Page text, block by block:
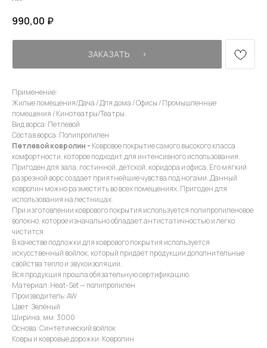
990,00 ₽
ЗАКАЗАТЬ⠀⠀›
Применение:
Жилые помещения/Дача / Для дома / Офисы / Промышленные
помещения / Кинотеатры/Театры.
Вид ворса: Петлевой
Состав ворса: Полипропилен
Петлевой ковролин - Ковровое покрытие самого высокого класса
комфортности, которое подходит для интенсивного использования.
Пригоден для зала, гостинной, детской, коридора и офиса. Его мягкий
разрезной ворс создает приятнейшие чувства под ногами. Данный
ковролин можно разместить во всех помещениях. Пригоден для
использования на лестницах.
При изготовлении коврового покрытия используется полипропиленовое
волокно, которое изначально обладает антистатичностью и легко
чистится.
В качестве подложки для коврового покрытия используется
искусственный войлок, который придает продукции дополнительные
свойства тепло и звукоизоляции.
Вся продукция прошла обязательную сертификацию.
Материал: Heat-Set — полипропилен
Производитель: AW
Цвет: Зелёный
Ширина, мм: 3000
Основа: Синтетический войлок
Ковры и ковровые дорожки: Ковролин
Опытные специалисты помогут Вам с дизайном
ДИЗАЙН
КОНСУЛЬТАЦИЯ
Мы ответим на все вопросы, поможем с планировкой,
бюджетом и организацией вашего проекта